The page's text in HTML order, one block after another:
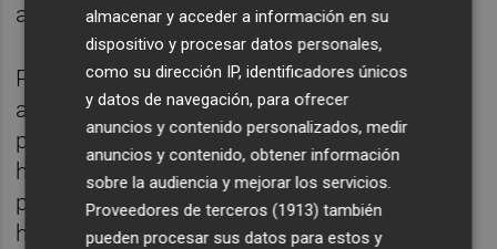
antes" los Presupuestos de 2024.
Preguntado por si la negociación de la
amnistía con Junts está condicionando la
presentación de los Presupuestos, Cuerpo
ha defendido que el proceso de las cuentas
públicas "tiene vida propia" porque son la
herramienta principal para llevar a cabo las
almacenar y acceder a información en su
dispositivo y procesar datos personales,
como su dirección IP, identificadores únicos
y datos de navegación, para ofrecer
anuncios y contenido personalizados, medir
anuncios y contenido, obtener información
sobre la audiencia y mejorar los servicios.
Proveedores de terceros (1913) también
pueden procesar sus datos para estos y